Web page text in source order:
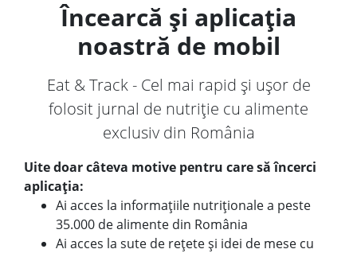
Încearcă și aplicația
noastră de mobil
Eat & Track - Cel mai rapid și ușor de
folosit jurnal de nutriție cu alimente
exclusiv din România
Uite doar câteva motive pentru care să încerci
aplicația:
Ai acces la informațiile nutriționale a peste
35.000 de alimente din România
Ai acces la sute de rețete și idei de mese cu